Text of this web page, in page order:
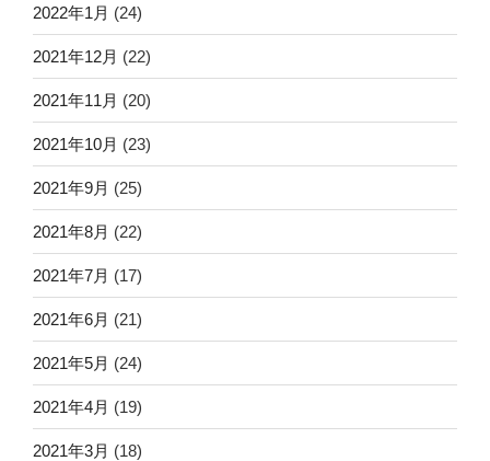
2022年1月 (24)
2021年12月 (22)
2021年11月 (20)
2021年10月 (23)
2021年9月 (25)
2021年8月 (22)
2021年7月 (17)
2021年6月 (21)
2021年5月 (24)
2021年4月 (19)
2021年3月 (18)